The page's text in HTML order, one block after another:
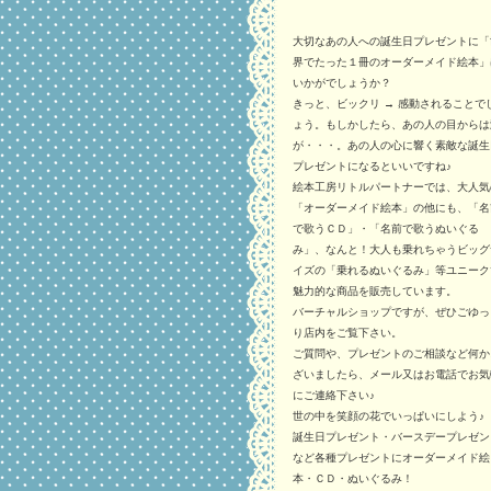
大切なあの人への誕生日プレゼントに
界でたった１冊のオーダーメイド絵本」
いかがでしょうか？
きっと、ビックリ → 感動されることでし
ょう。もしかしたら、あの人の目から
が・・・。あの人の心に響く素敵な誕生
プレゼントになるといいですね♪
絵本工房リトルパートナーでは、大人
「オーダーメイド絵本」の他にも、「
で歌うＣＤ」・「名前で歌うぬいぐる
み」、なんと！大人も乗れちゃうビッ
イズの「乗れるぬいぐるみ」等ユニー
魅力的な商品を販売しています。
バーチャルショップですが、ぜひごゆっ
り店内をご覧下さい。
ご質問や、プレゼントのご相談など何
ざいましたら、メール又はお電話でお
にご連絡下さい♪
世の中を笑顔の花でいっぱいにしよう♪
誕生日プレゼント・バースデープレゼン
など各種プレゼントにオーダーメイド絵
本・ＣＤ・ぬいぐるみ！